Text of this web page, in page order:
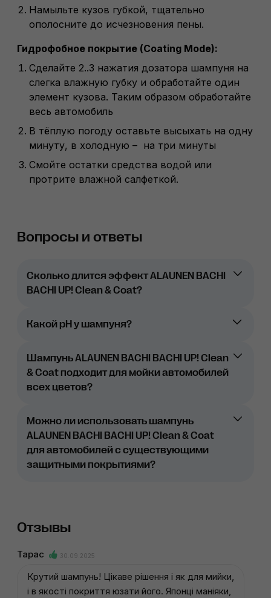
Намыльте кузов губкой, тщательно
ополосните до исчезновения пены.
Гидрофобное покрытие (Coating Mode):
Сделайте 2..3 нажатия дозатора шампуня на
слегка влажную губку и обработайте один
элемент кузова. Таким образом обработайте
весь автомобиль
В тёплую погоду оставьте высыхать на одну
минуту, в холодную – на три минуты
Смойте остатки средства водой или
протрите влажной салфеткой.
Вопросы и ответы
Сколько длится эффект ALAUNEN BACHI
BACHI UP! Clean & Coat?
Какой pH у шампуня?
Шампунь ALAUNEN BACHI BACHI UP! Clean
& Coat подходит для мойки автомобилей
всех цветов?
Можно ли использовать шампунь
ALAUNEN BACHI BACHI UP! Clean & Coat
для автомобилей с существующими
защитными покрытиями?
Отзывы
Тарас 30.09.2025
Крутий шампунь! Цікаве рішення і як для мийки,
і в якості покриття юзати його. Японці маніяки,